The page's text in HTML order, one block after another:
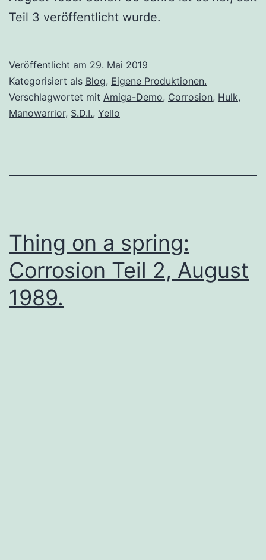
Teil 3 veröffentlicht wurde.
Veröffentlicht am 29. Mai 2019
Kategorisiert als Blog, Eigene Produktionen.
Verschlagwortet mit Amiga-Demo, Corrosion, Hulk,
Manowarrior, S.D.I., Yello
Thing on a spring:
Corrosion Teil 2, August
1989.